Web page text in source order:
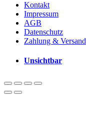
Kontakt
Impressum
AGB
Datenschutz
Zahlung & Versand
Unsichtbar